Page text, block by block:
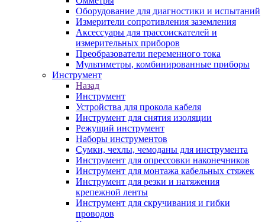
Оборудование для диагностики и испытаний
Измерители сопротивления заземления
Аксессуары для трассоискателей и
измерительных приборов
Преобразователи переменного тока
Мультиметры, комбинированные приборы
Инструмент
Назад
Инструмент
Устройства для прокола кабеля
Инструмент для снятия изоляции
Режущий инструмент
Наборы инструментов
Сумки, чехлы, чемоданы для инструмента
Инструмент для опрессовки наконечников
Инструмент для монтажа кабельных стяжек
Инструмент для резки и натяжения
крепежной ленты
Инструмент для скручивания и гибки
проводов